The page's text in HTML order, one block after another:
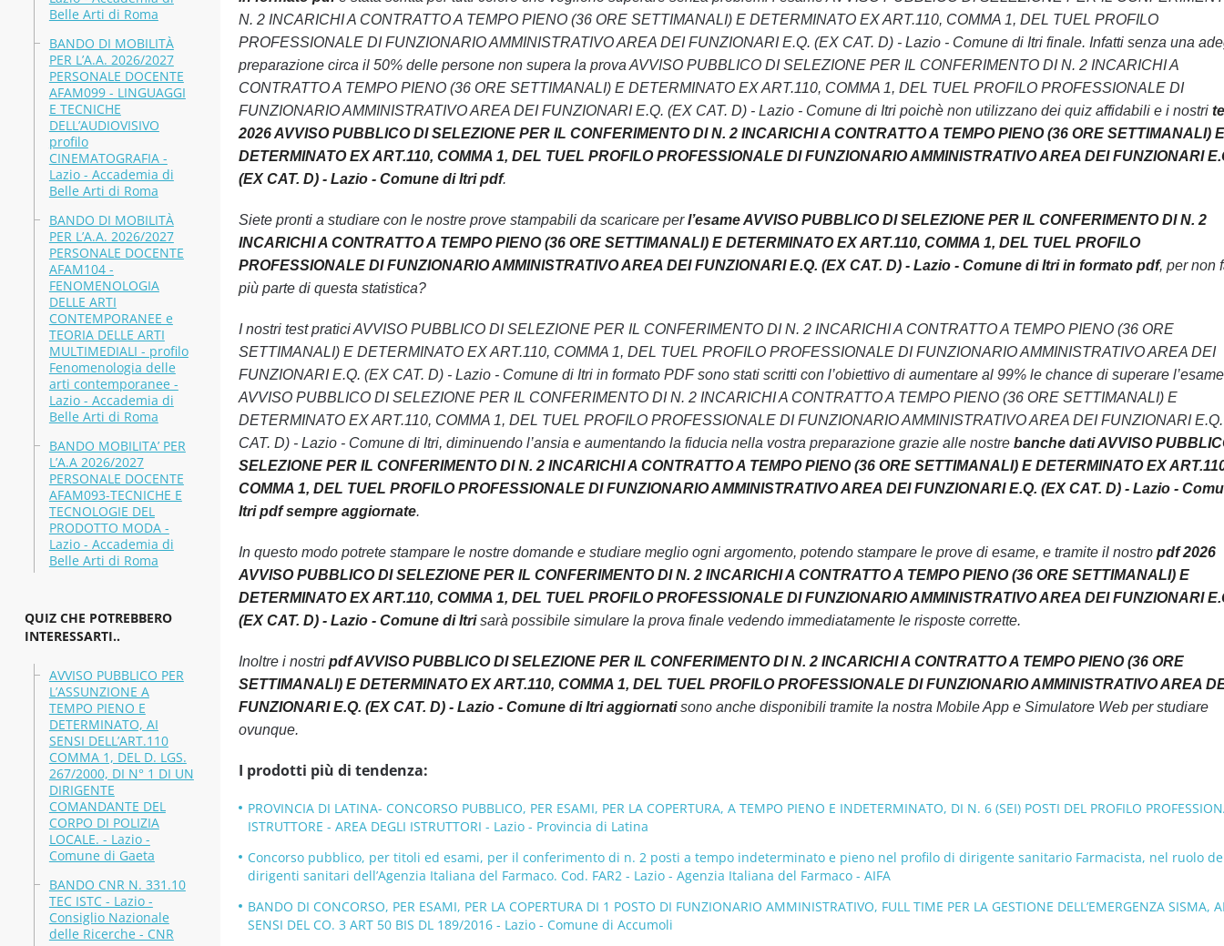
Belle Arti di Roma
BANDO DI MOBILITÀ
PER L’A.A. 2026/2027
PERSONALE DOCENTE
AFAM099 - LINGUAGGI
E TECNICHE
DELL’AUDIOVISIVO
profilo
CINEMATOGRAFIA -
Lazio - Accademia di
Belle Arti di Roma
BANDO DI MOBILITÀ
PER L’A.A. 2026/2027
PERSONALE DOCENTE
AFAM104 -
FENOMENOLOGIA
DELLE ARTI
CONTEMPORANEE e
TEORIA DELLE ARTI
MULTIMEDIALI - profilo
Fenomenologia delle
arti contemporanee -
Lazio - Accademia di
Belle Arti di Roma
BANDO MOBILITA’ PER
L’A.A 2026/2027
PERSONALE DOCENTE
AFAM093-TECNICHE E
TECNOLOGIE DEL
PRODOTTO MODA -
Lazio - Accademia di
Belle Arti di Roma
QUIZ CHE POTREBBERO
INTERESSARTI..
AVVISO PUBBLICO PER
L’ASSUNZIONE A
TEMPO PIENO E
DETERMINATO, AI
SENSI DELL’ART.110
COMMA 1, DEL D. LGS.
267/2000, DI N° 1 DI UN
DIRIGENTE
COMANDANTE DEL
CORPO DI POLIZIA
LOCALE. - Lazio -
Comune di Gaeta
BANDO CNR N. 331.10
TEC ISTC - Lazio -
Consiglio Nazionale
delle Ricerche - CNR
N. 2 INCARICHI A CONTRATTO A TEMPO PIENO (36 ORE SETTIMANALI) E DETERMINATO EX ART.110, COMMA 1, DEL TUEL PROFILO
PROFESSIONALE DI FUNZIONARIO AMMINISTRATIVO AREA DEI FUNZIONARI E.Q. (EX CAT. D) - Lazio - Comune di Itri finale. Infatti senza una
preparazione circa il 50% delle persone non supera la prova AVVISO PUBBLICO DI SELEZIONE PER IL CONFERIMENTO DI N. 2 INCARICHI A
CONTRATTO A TEMPO PIENO (36 ORE SETTIMANALI) E DETERMINATO EX ART.110, COMMA 1, DEL TUEL PROFILO PROFESSIONALE DI
FUNZIONARIO AMMINISTRATIVO AREA DEI FUNZIONARI E.Q. (EX CAT. D) - Lazio - Comune di Itri poichè non utilizzano dei quiz affidabili e i nostri
2026 AVVISO PUBBLICO DI SELEZIONE PER IL CONFERIMENTO DI N. 2 INCARICHI A CONTRATTO A TEMPO PIENO (36 ORE SETTIMANALI) E
DETERMINATO EX ART.110, COMMA 1, DEL TUEL PROFILO PROFESSIONALE DI FUNZIONARIO AMMINISTRATIVO AREA DEI FUNZIONARI
(EX CAT. D) - Lazio - Comune di Itri pdf.
Siete pronti a studiare con le nostre prove stampabili da scaricare perl’esame AVVISO PUBBLICO DI SELEZIONE PER IL CONFERIMENTO DI N. 2
INCARICHI A CONTRATTO A TEMPO PIENO (36 ORE SETTIMANALI) E DETERMINATO EX ART.110, COMMA 1, DEL TUEL PROFILO
PROFESSIONALE DI FUNZIONARIO AMMINISTRATIVO AREA DEI FUNZIONARI E.Q. (EX CAT. D) - Lazio - Comune di Itri in formato pdf, per non
più parte di questa statistica?
I nostri test pratici AVVISO PUBBLICO DI SELEZIONE PER IL CONFERIMENTO DI N. 2 INCARICHI A CONTRATTO A TEMPO PIENO (36 ORE
SETTIMANALI) E DETERMINATO EX ART.110, COMMA 1, DEL TUEL PROFILO PROFESSIONALE DI FUNZIONARIO AMMINISTRATIVO AREA DEI
FUNZIONARI E.Q. (EX CAT. D) - Lazio - Comune di Itri in formato PDF sono stati scritti con l’obiettivo di aumentare al 99% le chance di superare l’esame
AVVISO PUBBLICO DI SELEZIONE PER IL CONFERIMENTO DI N. 2 INCARICHI A CONTRATTO A TEMPO PIENO (36 ORE SETTIMANALI) E
DETERMINATO EX ART.110, COMMA 1, DEL TUEL PROFILO PROFESSIONALE DI FUNZIONARIO AMMINISTRATIVO AREA DEI FUNZIONARI
CAT. D) - Lazio - Comune di Itri, diminuendo l’ansia e aumentando la fiducia nella vostra preparazione grazie alle nostre banche dati AVVISO
SELEZIONE PER IL CONFERIMENTO DI N. 2 INCARICHI A CONTRATTO A TEMPO PIENO (36 ORE SETTIMANALI) E DETERMINATO EX
COMMA 1, DEL TUEL PROFILO PROFESSIONALE DI FUNZIONARIO AMMINISTRATIVO AREA DEI FUNZIONARI E.Q. (EX CAT. D) - Lazio -
Itri pdf sempre aggiornate.
In questo modo potrete stampare le nostre domande e studiare meglio ogni argomento, potendo stampare le prove di esame, e tramite il nostro pdf 2026
AVVISO PUBBLICO DI SELEZIONE PER IL CONFERIMENTO DI N. 2 INCARICHI A CONTRATTO A TEMPO PIENO (36 ORE SETTIMANALI) E
DETERMINATO EX ART.110, COMMA 1, DEL TUEL PROFILO PROFESSIONALE DI FUNZIONARIO AMMINISTRATIVO AREA DEI FUNZIONARI
(EX CAT. D) - Lazio - Comune di Itrisarà possibile simulare la prova finale vedendo immediatamente le risposte corrette.
Inoltre i nostri pdf AVVISO PUBBLICO DI SELEZIONE PER IL CONFERIMENTO DI N. 2 INCARICHI A CONTRATTO A TEMPO PIENO (36 ORE
SETTIMANALI) E DETERMINATO EX ART.110, COMMA 1, DEL TUEL PROFILO PROFESSIONALE DI FUNZIONARIO AMMINISTRATIVO AREA
FUNZIONARI E.Q. (EX CAT. D) - Lazio - Comune di Itri aggiornatisono anche disponibili tramite la nostra Mobile App e Simulatore Web per studiare
ovunque.
I prodotti più di tendenza:
PROVINCIA DI LATINA- CONCORSO PUBBLICO, PER ESAMI, PER LA COPERTURA, A TEMPO PIENO E INDETERMINATO, DI N. 6 (SEI) POSTI DEL PROFILO
ISTRUTTORE - AREA DEGLI ISTRUTTORI - Lazio - Provincia di Latina
Concorso pubblico, per titoli ed esami, per il conferimento di n. 2 posti a tempo indeterminato e pieno nel profilo di dirigente sanitario Farmacista, nel ruolo
dirigenti sanitari dell’Agenzia Italiana del Farmaco. Cod. FAR2 - Lazio - Agenzia Italiana del Farmaco - AIFA
BANDO DI CONCORSO, PER ESAMI, PER LA COPERTURA DI 1 POSTO DI FUNZIONARIO AMMINISTRATIVO, FULL TIME PER LA GESTIONE DELL’EMERGENZA SISMA,
SENSI DEL CO. 3 ART 50 BIS DL 189/2016 - Lazio - Comune di Accumoli